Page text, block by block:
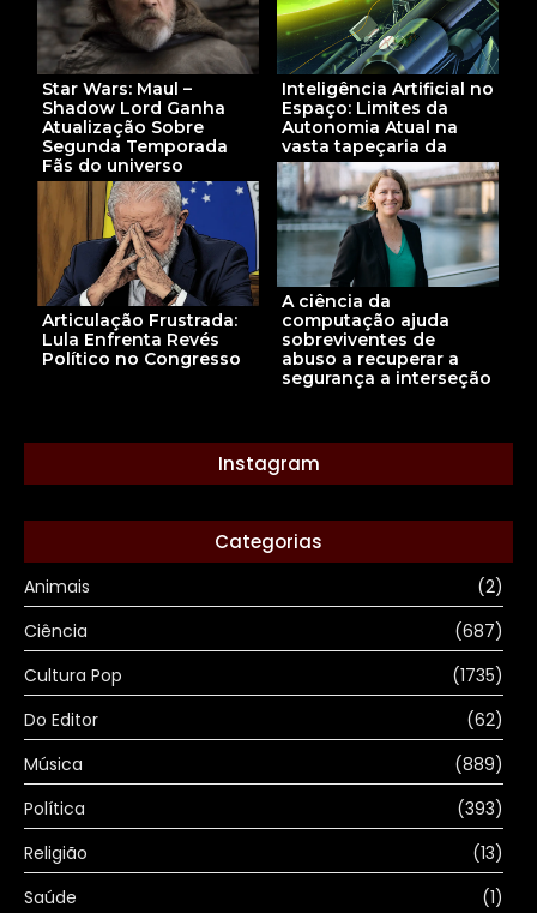
Star Wars: Maul –
Shadow Lord Ganha
Atualização Sobre
Segunda Temporada
Fãs do universo
Inteligência Artificial no
Espaço: Limites da
Autonomia Atual na
vasta tapeçaria da
A ciência da
computação ajuda
sobreviventes de
abuso a recuperar a
segurança a interseção
Articulação Frustrada:
Lula Enfrenta Revés
Político no Congresso
Instagram
Categorias
Animais
(2)
Ciência
(687)
Cultura Pop
(1735)
Do Editor
(62)
Música
(889)
Política
(393)
Religião
(13)
Saúde
(1)